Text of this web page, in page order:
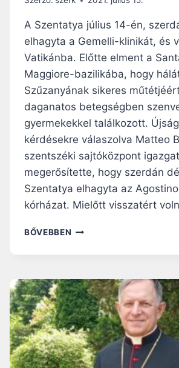
A Szentatya július 14-én,
elhagyta a Gemelli-klinikát, és
Vatikánba. Előtte elment a
Maggiore-bazilikába, hogy
Szűzanyának sikeres
daganatos betegségben
gyermekekkel találkozott.
kérdésekre válaszolva Matteo
szentszéki sajtóközpont
megerősítette, hogy szerdán
Szentatya elhagyta az
kórházat. Mielőtt visszatért
BŐVEBBEN FERENC
KÓRHÁZAT,
ELSŐ
ÚTJA
A
SZŰZANYÁHOZ
VEZETETT